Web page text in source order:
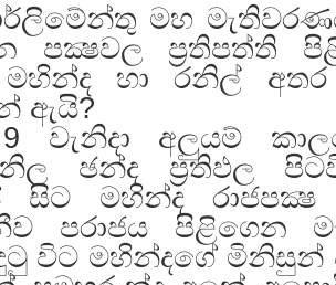
මහ
පක්‍ෂවල ප්‍රතිපත්ති
හා රනිල්
ඇයි?
වැනිදා අලුයම්
ඡන්ද ප්‍රතිඵල
සිට මහින්ද
පරාජය පිළිගෙන
දුටු විට මහින්දගේ